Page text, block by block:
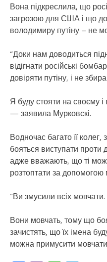
Вона підкреслила, що
загрозою для США і що
володимиру путіну – не
“Доки нам доводиться
відігнати російські
довіряти путіну, і не
Я буду стояти на своєму і
— заявила Мурковскі.
Водночас багато її
бояться виступати проти
адже вважають, що ті
розтоптати за допомогою
“Ви змусили всіх мовчати.
Вони мовчать, тому що
зачистять, що їх імена
можна примусити